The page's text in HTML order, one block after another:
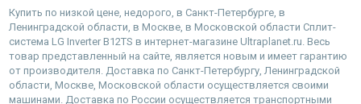
Купить по низкой цене, недорого, в Санкт-Петербурге, в
Ленинградской области, в Москве, в Московской области Сплит-
система LG Inverter B12TS в интернет-магазине Ultraplanet.ru. Весь
товар представленный на сайте, является новым и имеет гарантию
от производителя. Доставка по Санкт-Петербургу, Ленинградской
области, Москве, Московской области осуществляется своими
машинами. Доставка по России осуществляется транспортными